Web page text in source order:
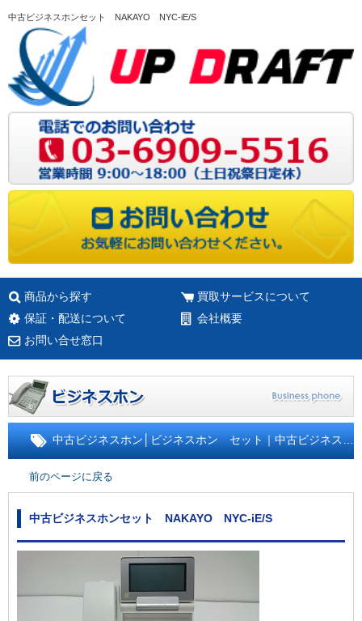
中古ビジネスホンセット NAKAYO NYC-iE/S
商品から探す
買取サービスについて
保証・配送について
会社概要
お問い合せ窓口
中古ビジネスホン ビジネスホン セット｜中古ビジネスホン
前のページに戻る
中古ビジネスホンセット NAKAYO NYC-iE/S